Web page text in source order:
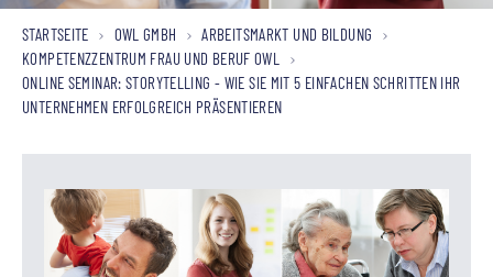
STARTSEITE OWL GMBH
ARBEITSMARKT UND BILDUNG
KOMPETENZZENTRUM FRAU UND BERUF OWL
ONLINE SEMINAR: STORYTELLING - WIE SIE MIT 5 EINFACHEN SCHRITTEN IHR
UNTERNEHMEN ERFOLGREICH PRÄSENTIEREN